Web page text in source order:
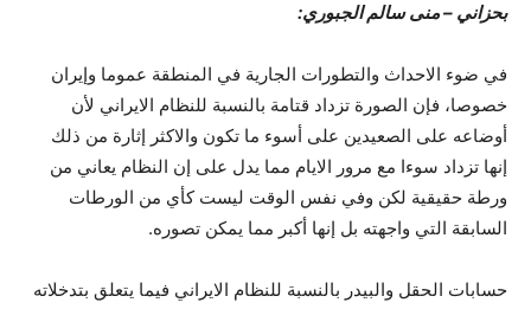
بحزاني – منى سالم الجبوري:
في ضوء الاحداث والتطورات الجارية في المنطقة عموما وإيران
خصوصا، فإن الصورة تزداد قتامة بالنسبة للنظام الايراني لأن
أوضاعه على الصعيدين على أسوء ما تکون والاکثر إثارة من ذلك
إنها تزداد سوءا مع مرور الايام مما يدل على إن النظام يعاني من
ورطة حقيقية لکن وفي نفس الوقت ليست کأي من الورطات
السابقة التي واجهته بل إنها أکبر مما يمکن تصوره.
حسابات الحقل والبيدر بالنسبة للنظام الايراني فيما يتعلق بتدخلاته